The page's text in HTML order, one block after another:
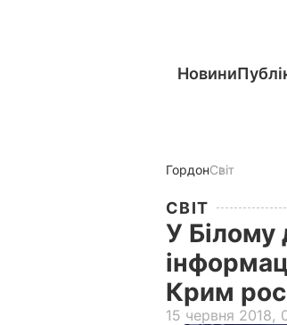
Новини
ГордонСвіт
СВІТ
У Білому
Крим
15 червня 2018,